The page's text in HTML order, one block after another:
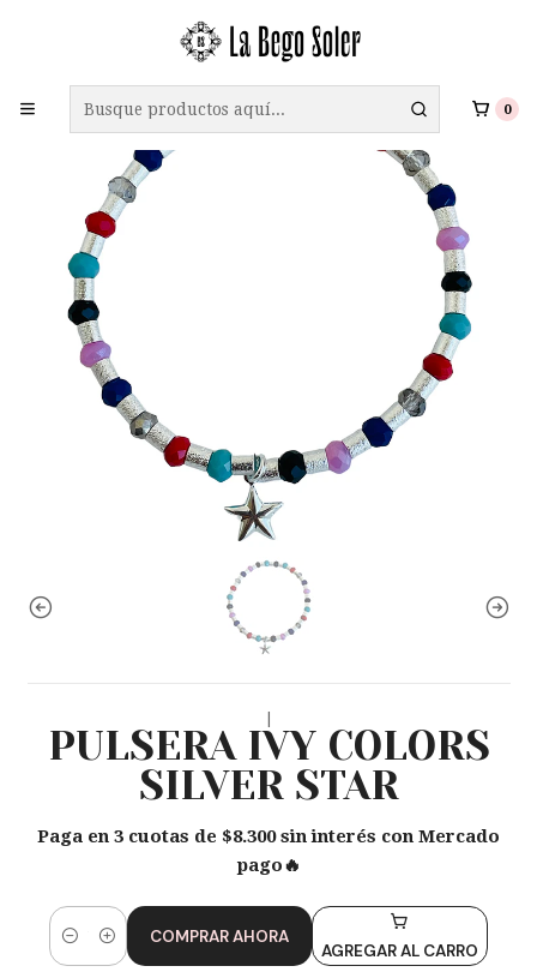
0
ENVÍO GRATIS A TODO CHILE EN COMPRAS SOBRE $69.990
|
PULSERA IVY COLORS
SILVER STAR
Paga en 3 cuotas de $8.300 sin interés con Mercado
pago🔥
Cantidad AGREGAR AL CARRO
COMPRAR AHORA